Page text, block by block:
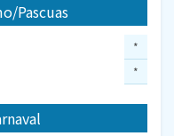
Pascuas
*
*